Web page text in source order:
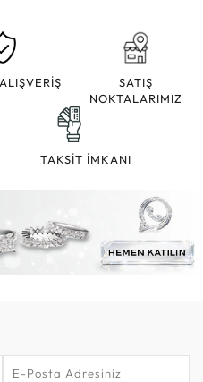
SATIŞ
NOKTALARIMIZ
TAKSİT İMKANI